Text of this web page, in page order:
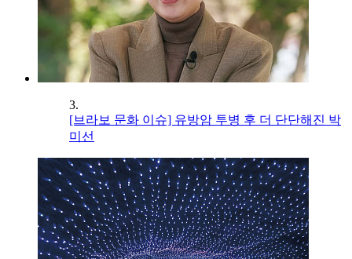
3.
[브라보 문화 이슈] 유방암 투병 후 더 단단해진 박
미선